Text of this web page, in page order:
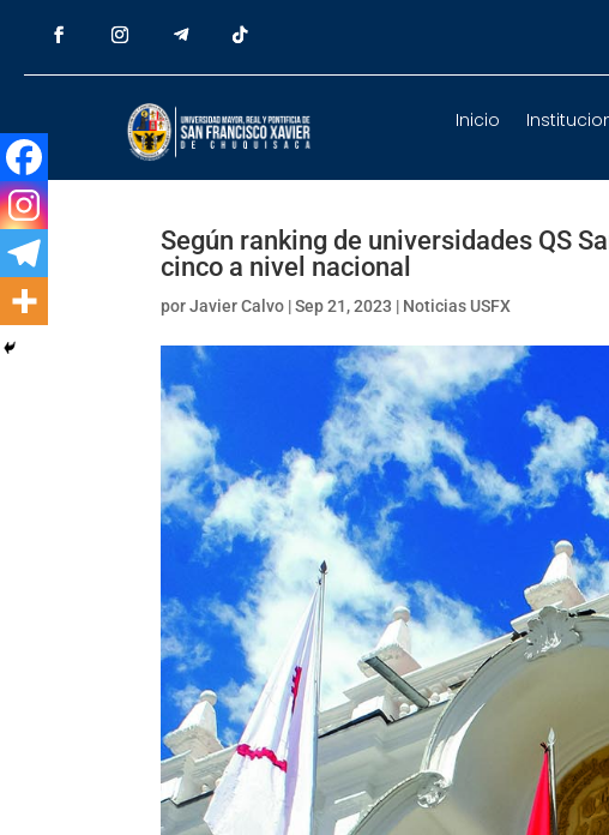
Inicio
Según ranking de universidades QS
cinco a nivel nacional
porJavier Calvo |Sep 21, 2023 | Noticias USFX